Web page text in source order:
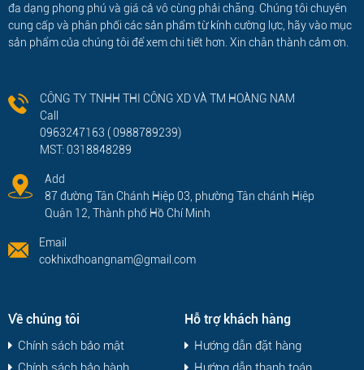
đa dạng phong phú và giá cả vô cùng phải chăng. Chúng tôi chuyên
cung cấp và phân phối các sản phẩm từ kính cường lực, hãy vào mục
sản phẩm của chúng tôi để xem chi tiết hơn. Xin chân thành cảm ơn.
CÔNG TY TNHH THI CÔNG XD VÀ TM HOÀNG NAM
Call
0963247163 ( 0988789239)
MST: 0318848289
Add
87 đường Tân Chánh Hiệp 03, phường Tân chánh Hiệp
Quận 12, Thành phố Hồ Chí Minh
Email
cokhixdhoangnam@gmail.com
Về chúng tôi
Chính sách bảo mật
Hỗ trợ khách hàng
Hướng dẫn đặt hàng